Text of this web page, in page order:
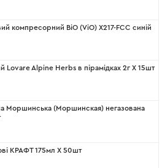
компресорний ВіО (ViO) X217-FCC синій
Lovare Alpine Herbs в пірамідках 2г X 15шт
Моршинська (Моршинская) негазована
КРАФТ 175мл X 50шт